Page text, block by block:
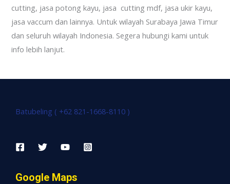
cutting, jasa potong kayu, jasa cutting mdf, jasa ukir kayu,
jasa vaccum dan lainnya. Untuk wilayah Surabaya Jawa Timur
dan seluruh wilayah Indonesia. Segera hubungi kami untuk
info lebih lanjut.
Batubeling ( +62 821-1668-8110 )
Google Maps